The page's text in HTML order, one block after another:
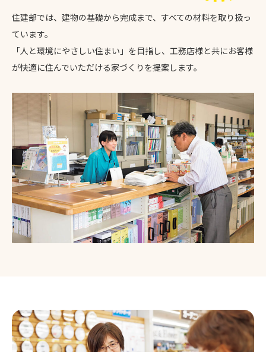
住建部では、建物の基礎から完成まで、すべての材料を取り扱っ
ています。
「人と環境にやさしい住まい」を目指し、工務店様と共にお客様
が快適に住んでいただける家づくりを提案します。